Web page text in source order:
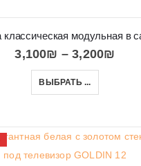
3,100₪ –3,200₪
ВЫБРАТЬ ...